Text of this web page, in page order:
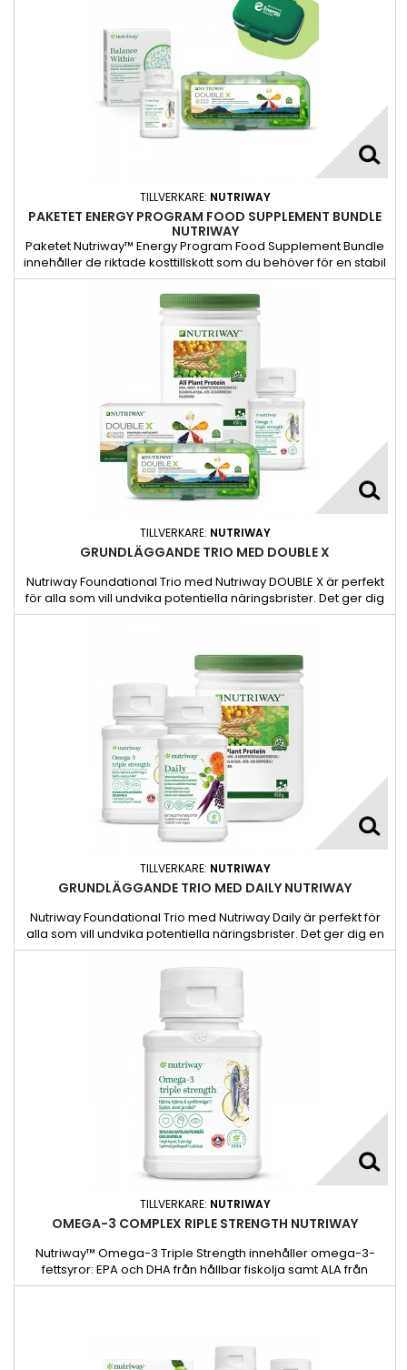
TILLVERKARE: NUTRIWAY
PAKETET ENERGY PROGRAM FOOD SUPPLEMENT BUNDLE
NUTRIWAY
Paketet Nutriway™ Energy Program Food Supplement Bundle
innehåller de riktade kosttillskott som du behöver för en stabil
energinivå
TILLVERKARE: NUTRIWAY
GRUNDLÄGGANDE TRIO MED DOUBLE X
Nutriway Foundational Trio med Nutriway DOUBLE X är perfekt
för alla som vill undvika potentiella näringsbrister. Det ger dig
en grundläggande bred bas som hjälper dig att hålla igång
TILLVERKARE: NUTRIWAY
GRUNDLÄGGANDE TRIO MED DAILY NUTRIWAY
Nutriway Foundational Trio med Nutriway Daily är perfekt för
alla som vill undvika potentiella näringsbrister. Det ger dig en
grundläggande bred bas som hjälper dig att hålla igång
TILLVERKARE: NUTRIWAY
OMEGA-3 COMPLEX RIPLE STRENGTH NUTRIWAY
Nutriway™ Omega-3 Triple Strength innehåller omega-3-
fettsyror: EPA och DHA från hållbar fiskolja samt ALA från
NutriCert™-chiafröolja som våra kroppar inte kan producera
våra...